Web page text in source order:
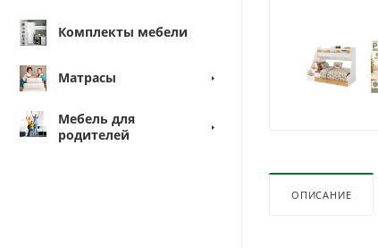
Комплекты мебели
Матрасы
Мебель для
родителей
ОПИСАНИЕ